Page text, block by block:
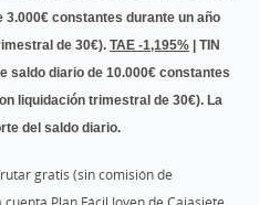
constantes durante un año
de 30€).TAE -1,195% | TIN
saldo diario de 10.000€ constantes
liquidación trimestral de 30€). La
del saldo diario.
gratis (sin comisión de